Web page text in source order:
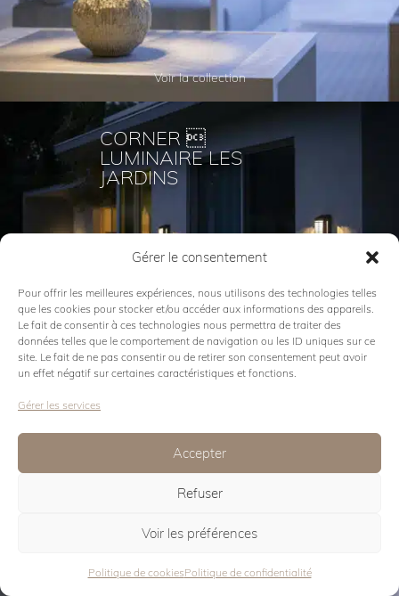
Gérer le consentement
Pour offrir les meilleures expériences, nous utilisons des technologies telles
que les cookies pour stocker et/ou accéder aux informations des appareils.
Le fait de consentir à ces technologies nous permettra de traiter des
données telles que le comportement de navigation ou les ID uniques sur ce
site. Le fait de ne pas consentir ou de retirer son consentement peut avoir
un effet négatif sur certaines caractéristiques et fonctions.
Gérer les services
Accepter
Refuser
Voir les préférences
Politique de cookiesPolitique de confidentialité
Voir la collection
CORNER 
LUMINAIRE LES
JARDINS
Voir la collection
JET STREAM 
JARDINS